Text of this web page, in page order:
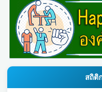
สถิติ